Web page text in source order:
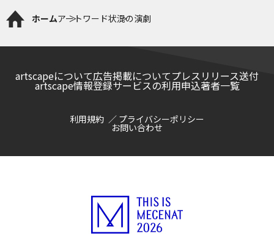
ホームアートワード状況の演劇
artscapeについて広告掲載についてプレスリリース送付
artscape情報登録サービスの利用申込著者一覧
利用規約 プライバシーポリシー
お問い合わせ